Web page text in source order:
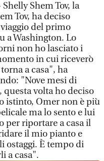
Shem Tov, la
Tov, ha deciso
del primo
a Washington. Lo
non ho lasciato i
in cui riceverò
a casa", ha
"Nove mesi di
questa volta ho deciso
istinto, Omer non è più
ma lo sento e lui
per riportare a casa il
il mio pianto e
ostaggi. È tempo di
a casa".